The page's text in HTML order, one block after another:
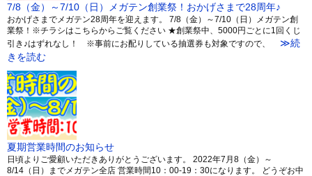
7/8（金）～7/10（日）メガテン創業祭！おかげさまで28周年♪
おかげさまでメガテン28周年を迎えます。 7/8（金）～7/10（日）メガテン創
業祭！※チラシはこちらからご覧ください ★創業祭中、5000円ごとに1回くじ
引き♪はずれなし！ ※事前にお配りしている抽選券も対象ですので、
≫続
きを読む
夏期営業時間のお知らせ
日頃よりご愛顧いただきありがとうございます。 2022年7月8（金）～
8/14（日）までメガテン全店 営業時間10：00-19：30になります。 どうぞお中